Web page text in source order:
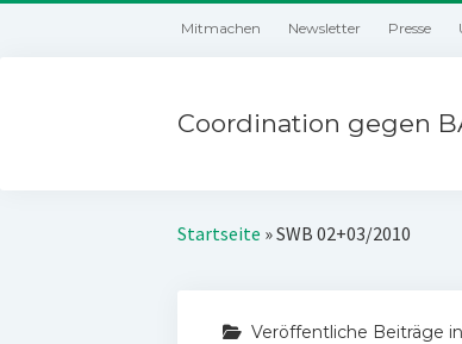
Mitmachen Newsletter Presse
Coordination gegen
Startseite »SWB 02+03/2010
Veröffentliche Beiträge